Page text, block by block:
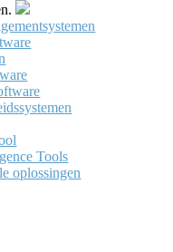
Tools
oplossingen